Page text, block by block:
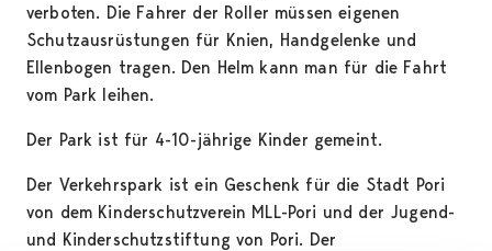
verboten. Die Fahrer der Roller müssen eigenen
Schutzausrüstungen für Knien, Handgelenke und
Ellenbogen tragen. Den Helm kann man für die Fahrt
vom Park leihen.
Der Park ist für 4-10-jährige Kinder gemeint.
Der Verkehrspark ist ein Geschenk für die Stadt Pori
von dem Kinderschutzverein MLL-Pori und der Jugend-
und Kinderschutzstiftung von Pori. Der